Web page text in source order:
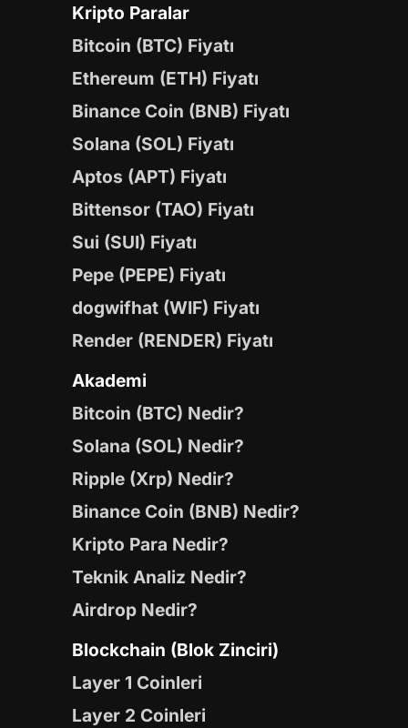
Kripto Paralar
Bitcoin (BTC) Fiyatı
Ethereum (ETH) Fiyatı
Binance Coin (BNB) Fiyatı
Solana (SOL) Fiyatı
Aptos (APT) Fiyatı
Bittensor (TAO) Fiyatı
Sui (SUI) Fiyatı
Pepe (PEPE) Fiyatı
dogwifhat (WIF) Fiyatı
Render (RENDER) Fiyatı
Akademi
Bitcoin (BTC) Nedir?
Solana (SOL) Nedir?
Ripple (Xrp) Nedir?
Binance Coin (BNB) Nedir?
Kripto Para Nedir?
Teknik Analiz Nedir?
Airdrop Nedir?
Blockchain (Blok Zinciri)
Layer 1 Coinleri
Layer 2 Coinleri